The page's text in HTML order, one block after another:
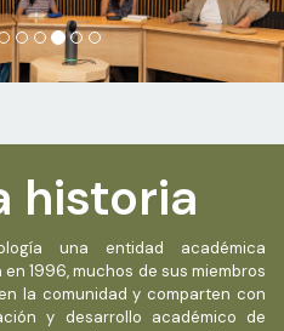
historia
una entidad académica
1996, muchos de sus miembros
la comunidad y comparten con
y desarrollo académico de